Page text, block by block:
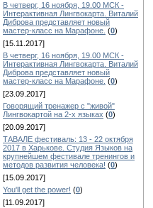
В четверг, 16 ноября, 19.00 МСК -
Интерактивная Лингвокарта. Виталий
Диброва представляет новый
мастер-класс на Марафоне. (0)
[15.11.2017]
В четверг, 16 ноября, 19.00 МСК -
Интерактивная Лингвокарта. Виталий
Диброва представляет новый
мастер-класс на Марафоне. (0)
[23.09.2017]
Говорящий тренажер с "живой"
Лингвокартой на 2-х языках (0)
[20.09.2017]
ТАВАЛЕ фестиваль: 13 - 22 октября
2017 в Харькове. Студия Языков на
крупнейшем фестивале тренингов и
методов развития человека! (0)
[15.09.2017]
You'll get the power! (0)
[11.09.2017]